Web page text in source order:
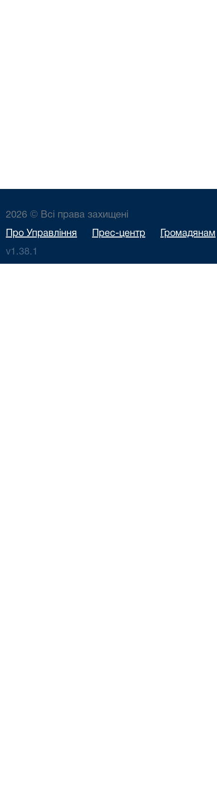
2026 © Всі права захищені
Про Управління Прес-центр Громадянам
v1.38.1